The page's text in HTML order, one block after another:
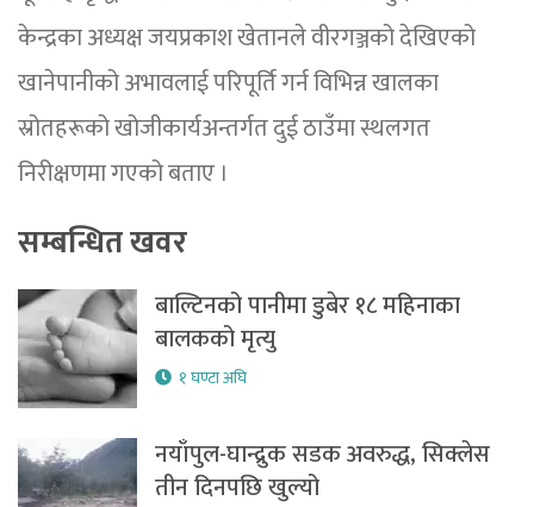
केन्द्रका अध्यक्ष जयप्रकाश खेतानले वीरगञ्जको देखिएको
खानेपानीको अभावलाई परिपूर्ति गर्न विभिन्न खालका
स्रोतहरूको खोजीकार्यअन्तर्गत दुई ठाउँमा स्थलगत
निरीक्षणमा गएको बताए ।
सम्बन्धित खवर
बाल्टिनको पानीमा डुबेर १८ महिनाका
बालकको मृत्यु
१ घण्टा अघि
नयाँपुल-घान्द्रुक सडक अवरुद्ध, सिक्लेस
तीन दिनपछि खुल्यो